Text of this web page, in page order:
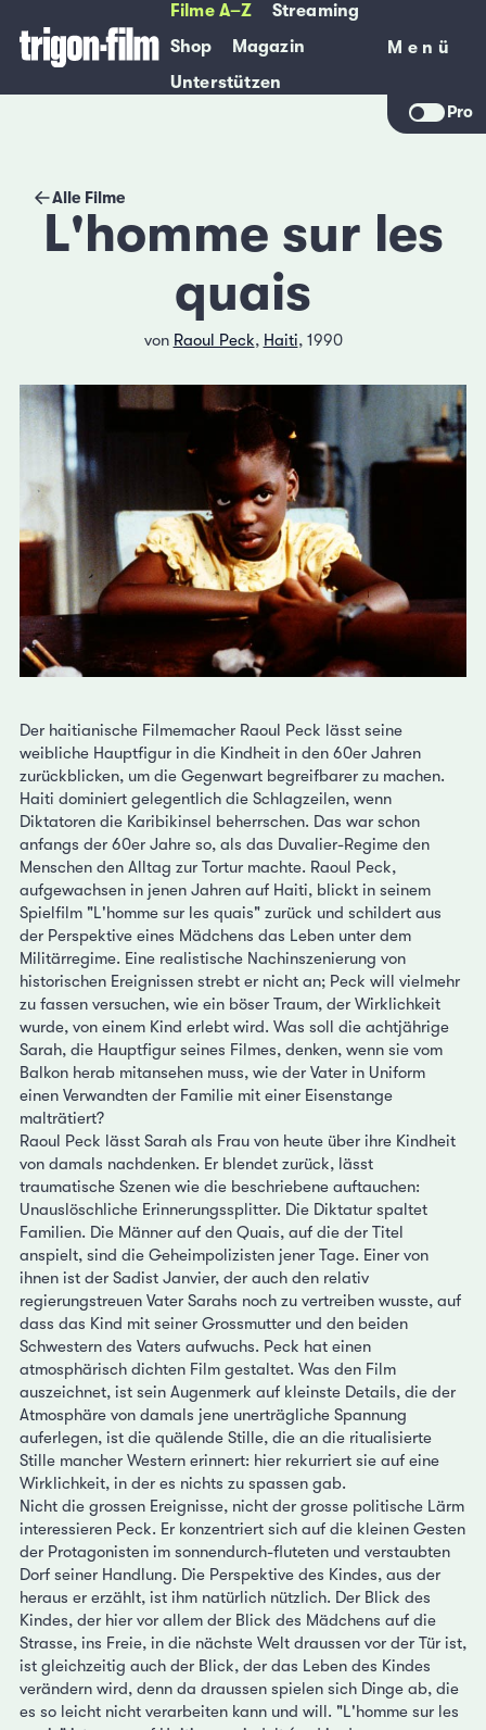
Filme A–Z
Streaming
Shop
Magazin
Unterstützen
Menü
Menü
Pro
Alle Filme
L'homme sur les
quais
von Raoul Peck, Haiti, 1990
Der haitianische Filmemacher Raoul Peck lässt seine
weibliche Hauptfigur in die Kindheit in den 60er Jahren
zurückblicken, um die Gegenwart begreifbarer zu machen.
Haiti dominiert gelegentlich die Schlagzeilen, wenn
Diktatoren die Karibikinsel beherrschen. Das war schon
anfangs der 60er Jahre so, als das Duvalier-Regime den
Menschen den Alltag zur Tortur machte. Raoul Peck,
aufgewachsen in jenen Jahren auf Haiti, blickt in seinem
Spielfilm "L'homme sur les quais" zurück und schildert aus
der Perspektive eines Mädchens das Leben unter dem
Militärregime. Eine realistische Nachinszenierung von
historischen Ereignissen strebt er nicht an; Peck will vielmehr
zu fassen versuchen, wie ein böser Traum, der Wirklichkeit
wurde, von einem Kind erlebt wird. Was soll die achtjährige
Sarah, die Hauptfigur seines Filmes, denken, wenn sie vom
Balkon herab mitansehen muss, wie der Vater in Uniform
einen Verwandten der Familie mit einer Eisenstange
malträtiert?
Raoul Peck lässt Sarah als Frau von heute über ihre Kindheit
von damals nachdenken. Er blendet zurück, lässt
traumatische Szenen wie die beschriebene auftauchen:
Unauslöschliche Erinnerungssplitter. Die Diktatur spaltet
Familien. Die Männer auf den Quais, auf die der Titel
anspielt, sind die Geheimpolizisten jener Tage. Einer von
ihnen ist der Sadist Janvier, der auch den relativ
regierungstreuen Vater Sarahs noch zu vertreiben wusste, auf
dass das Kind mit seiner Grossmutter und den beiden
Schwestern des Vaters aufwuchs. Peck hat einen
atmosphärisch dichten Film gestaltet. Was den Film
auszeichnet, ist sein Augenmerk auf kleinste Details, die der
Atmosphäre von damals jene unerträgliche Spannung
auferlegen, ist die quälende Stille, die an die ritualisierte
Stille mancher Western erinnert: hier rekurriert sie auf eine
Wirklichkeit, in der es nichts zu spassen gab.
Nicht die grossen Ereignisse, nicht der grosse politische Lärm
interessieren Peck. Er konzentriert sich auf die kleinen Gesten
der Protagonisten im sonnendurch-fluteten und verstaubten
Dorf seiner Handlung. Die Perspektive des Kindes, aus der
heraus er erzählt, ist ihm natürlich nützlich. Der Blick des
Kindes, der hier vor allem der Blick des Mädchens auf die
Strasse, ins Freie, in die nächste Welt draussen vor der Tür ist,
ist gleichzeitig auch der Blick, der das Leben des Kindes
verändern wird, denn da draussen spielen sich Dinge ab, die
es so leicht nicht verarbeiten kann und will. "L'homme sur les